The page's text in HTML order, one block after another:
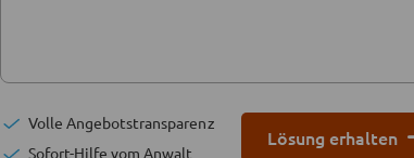
Volle Angebotstransparenz
Sofort-Hilfe vom Anwalt
Lösung erhalten